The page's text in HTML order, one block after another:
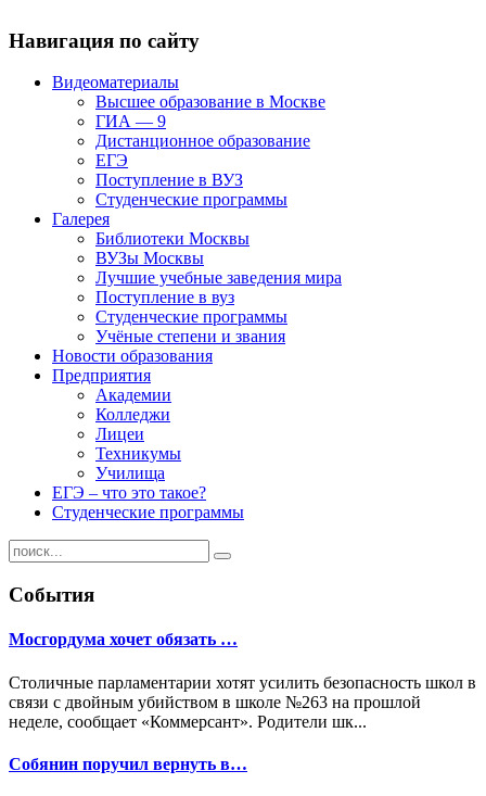
Навигация по сайту
Видеоматериалы
Высшее образование в Москве
ГИА — 9
Дистанционное образование
ЕГЭ
Поступление в ВУЗ
Студенческие программы
Галерея
Библиотеки Москвы
ВУЗы Москвы
Лучшие учебные заведения мира
Поступление в вуз
Студенческие программы
Учёные степени и звания
Новости образования
Предприятия
Академии
Колледжи
Лицеи
Техникумы
Училища
ЕГЭ – что это такое?
Студенческие программы
События
Мосгордума хочет обязать …
Столичные парламентарии хотят усилить безопасность школ в
связи с двойным убийством в школе №263 на прошлой
неделе, сообщает «Коммерсант». Родители шк...
Собянин поручил вернуть в…